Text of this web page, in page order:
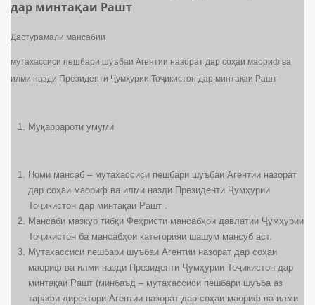
дар минтақаи Рашт
Дастурамали мансабии
мутахассиси пешбари шуъбаи Агентии назорат дар соҳаи маориф ва
илми назди Президенти Ҷумҳурии Тоҷикистон дар минтақаи Рашт
Муқаррароти умумӣ
Номи мансаб – мутахассиси пешбари шуъбаи Агентии назорат
дар соҳаи маориф ва илми назди Президенти Ҷумҳурии
Тоҷикистон дар минтақаи Рашт .
Мансаби мазкур тибқи Феҳристи мансабҳои давлатии Ҷумҳурии
Тоҷикистон ба мансабҳои категорияи шашум мансуб аст.
Мутахассиси пешбари шуъбаи Агентии назорат дар соҳаи
маориф ва илми назди Президенти Ҷумҳурии Тоҷикистон дар
минтақаи Рашт (минбаъд – мутахассиси пешбари шуъба аз
тарафи директори Агентии назорат дар соҳаи маориф ва илми